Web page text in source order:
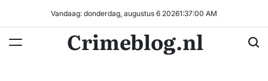
inhoud
Vandaag: donderdag, augustus 6 20261:37:00 AM
Crimeblog.nl